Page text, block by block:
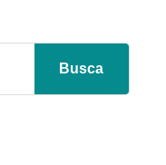
Busca